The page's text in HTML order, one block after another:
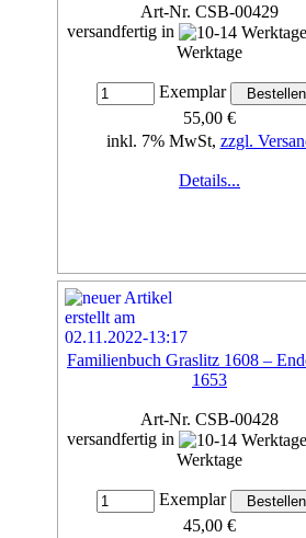
Art-Nr. CSB-00429
versandfertig in
Werktage
Exemplar
55,00 €
inkl. 7% MwSt, zzgl.
Details...
Familienbuch Graslitz 1608 –
1653
Art-Nr. CSB-00428
versandfertig in
Werktage
Exemplar
45,00 €